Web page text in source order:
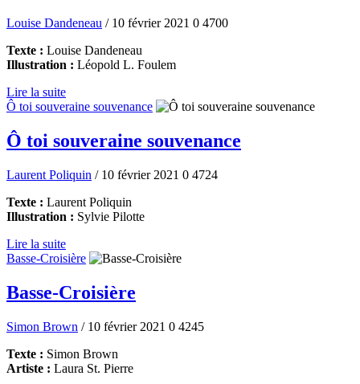
Louise Dandeneau / 10 février 2021 0 4700
Texte : Louise Dandeneau
Illustration : Léopold L. Foulem
Lire la suite
Ô toi souveraine souvenance
Ô toi souveraine souvenance
Laurent Poliquin / 10 février 2021 0 4724
Texte : Laurent Poliquin
Illustration : Sylvie Pilotte
Lire la suite
Basse-Croisière
Basse-Croisière
Simon Brown / 10 février 2021 0 4245
Texte : Simon Brown
Artiste : Laura St. Pierre